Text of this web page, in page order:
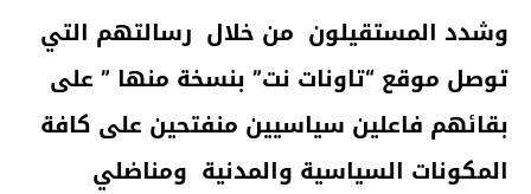
وشدد المستقيلون من خلال رسالتهم التي
توصل موقع “تاونات نت” بنسخة منها ” على
بقائهم فاعلين سياسيين منفتحين على كافة
المكونات السياسية والمدنية ومناضلي